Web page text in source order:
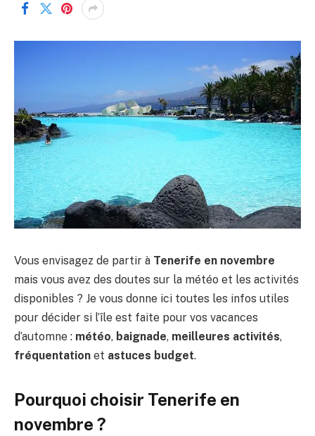
Vous envisagez de partir à Tenerife en novembre
mais vous avez des doutes sur la météo et les activités
disponibles ? Je vous donne ici toutes les infos utiles
pour décider si l’île est faite pour vos vacances
d’automne : météo, baignade, meilleures activités,
fréquentation et astuces budget.
Pourquoi choisir Tenerife en
novembre ?